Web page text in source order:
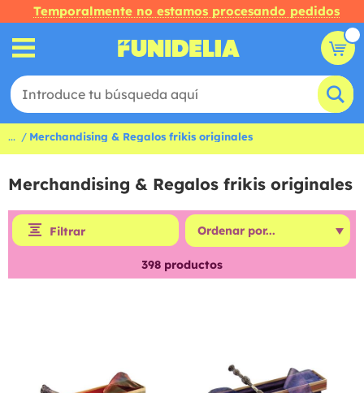
Temporalmente no estamos procesando pedidos
... Merchandising & Regalos frikis originales
Merchandising & Regalos frikis originales
Filtrar
398 productos